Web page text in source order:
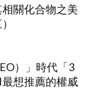
關化合物之美
）」時代「3
想推薦的權威